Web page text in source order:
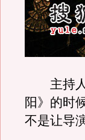
主持人
阳》的时
不是让导